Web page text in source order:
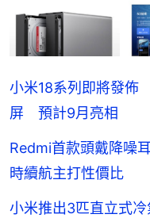
小米18系列即將發
屏 預計9月亮相
Redmi首款頭戴降噪
時續航主打性價比
小米推出3匹直立式